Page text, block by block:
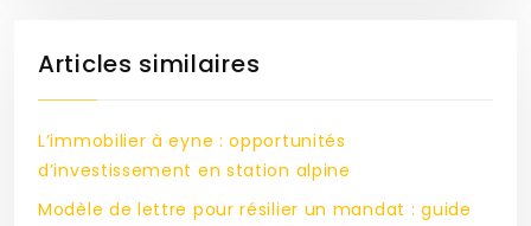
Articles similaires
L’immobilier à eyne : opportunités
d’investissement en station alpine
Modèle de lettre pour résilier un mandat : guide